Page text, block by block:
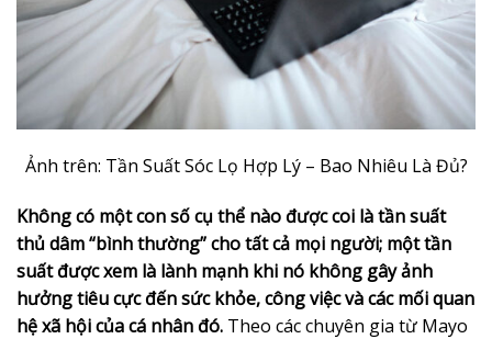
Ảnh trên: Tần Suất Sóc Lọ Hợp Lý – Bao Nhiêu Là Đủ?
Không có một con số cụ thể nào được coi là tần suất
thủ dâm “bình thường” cho tất cả mọi người; một tần
suất được xem là lành mạnh khi nó không gây ảnh
hưởng tiêu cực đến sức khỏe, công việc và các mối quan
hệ xã hội của cá nhân đó. Theo các chuyên gia từ Mayo